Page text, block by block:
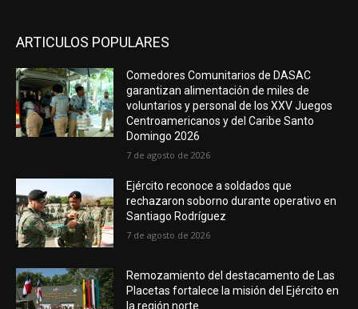
ARTICULOS POPULARES
Comedores Comunitarios de DASAC
garantizan alimentación de miles de
voluntarios y personal de los XXV Juegos
Centroamericanos y del Caribe Santo
Domingo 2026
7 de agosto de 2026
Ejército reconoce a soldados que
rechazaron soborno durante operativo en
Santiago Rodríguez
7 de agosto de 2026
Remozamiento del destacamento de Las
Placetas fortalece la misión del Ejército en
la región norte